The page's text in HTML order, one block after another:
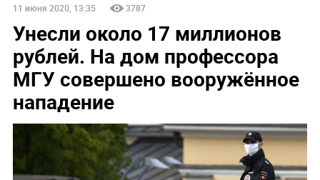
11 июня 2020, 13:35 3787
Унесли около 17 миллионов
рублей. На дом профессора
МГУ совершено вооружённое
нападение